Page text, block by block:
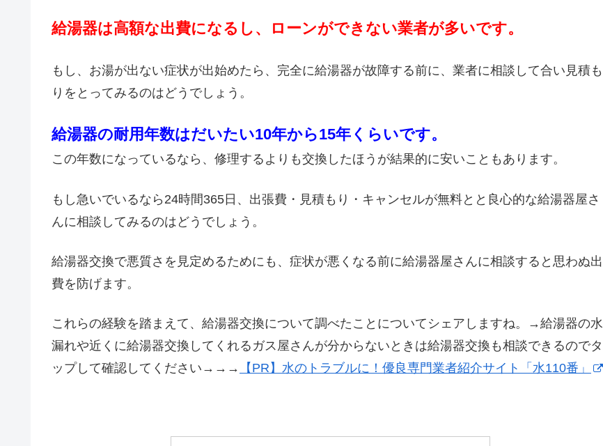
給湯器は高額な出費になるし、ローンができない業者が多いです。
もし、お湯が出ない症状が出始めたら、完全に給湯器が故障する前に、業者に相談して合い見積も
りをとってみるのはどうでしょう。
給湯器の耐用年数はだいたい10年から15年くらいです。
この年数になっているなら、修理するよりも交換したほうが結果的に安いこともあります。
もし急いでいるなら24時間365日、出張費・見積もり・キャンセルが無料とと良心的な給湯器屋さ
んに相談してみるのはどうでしょう。
給湯器交換で悪質さを見定めるためにも、症状が悪くなる前に給湯器屋さんに相談すると思わぬ出
費を防げます。
これらの経験を踏まえて、給湯器交換について調べたことについてシェアしますね。→給湯器の水
漏れや近くに給湯器交換してくれるガス屋さんが分からないときは給湯器交換も相談できるのでタ
ップして確認してください→→→
【PR】水のトラブルに！優良専門業者紹介サイト「水110番」